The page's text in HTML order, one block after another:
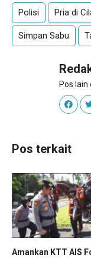
Polisi Pria di
Simpan Sabu
Pos lain
Pos terkait
Amankan KTT AIS